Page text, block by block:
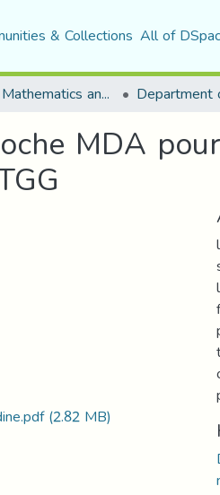
& Collections All of
Faculty of Mathematics and Computer Science
MDA
(2.82 MB)